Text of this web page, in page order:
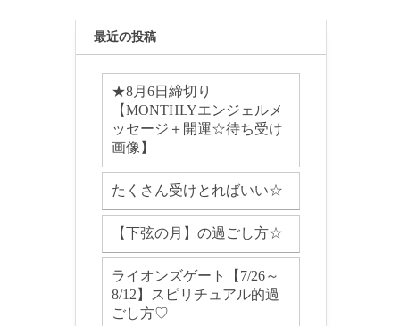
最近の投稿
★8月6日締切り
【MONTHLYエンジェルメ
ッセージ＋開運☆待ち受け
画像】
たくさん受けとればいい☆
【下弦の月】の過ごし方☆
ライオンズゲート【7/26～
8/12】スピリチュアル的過
ごし方♡